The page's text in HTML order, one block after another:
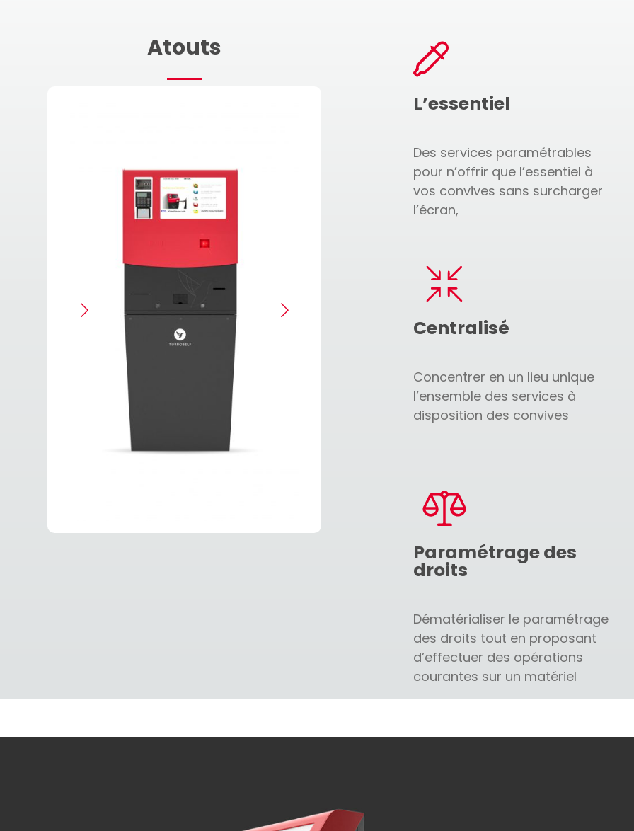
Atouts
L’essentiel
Des services paramétrables
pour n’offrir que l’essentiel à
vos convives sans surcharger
l’écran,
Centralisé
Concentrer en un lieu unique
l’ensemble des services à
disposition des convives
Paramétrage des
droits
Dématérialiser le paramétrage
des droits tout en proposant
d’effectuer des opérations
courantes sur un matériel